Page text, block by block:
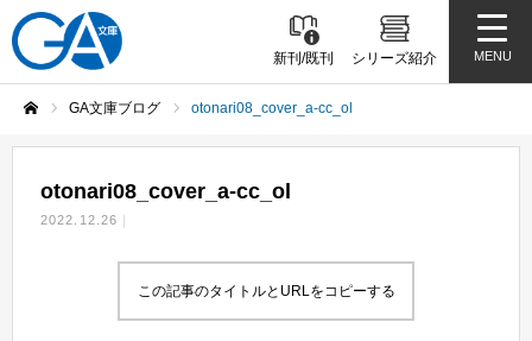
新刊/既刊 シリーズ紹介 MENU
GA文庫ブログ otonari08_cover_a-cc_ol
otonari08_cover_a-cc_ol
2022.12.26
この記事のタイトルとURLをコピーする